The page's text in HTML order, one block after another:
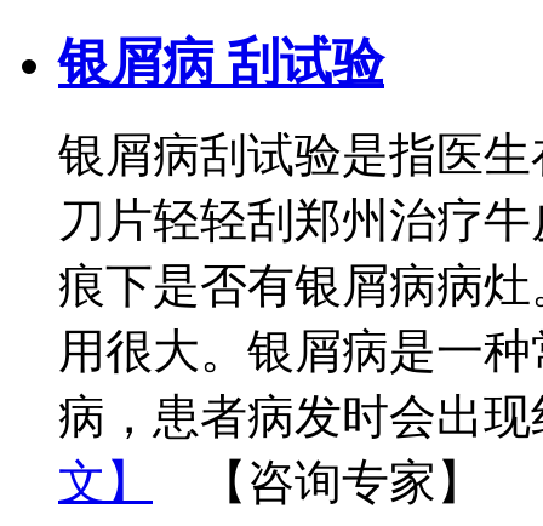
银屑病 刮试验
银屑病刮试验是指医
刀片轻轻刮郑州治疗
痕下是否有银屑病病
用很大。银屑病是一
病，患者病发时会出
文】
【咨询专家】